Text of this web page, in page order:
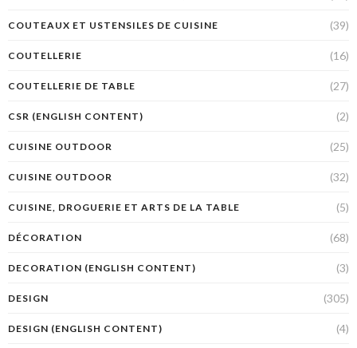
COUTEAUX ET USTENSILES DE CUISINE (39)
COUTELLERIE (16)
COUTELLERIE DE TABLE (27)
CSR (ENGLISH CONTENT) (2)
CUISINE OUTDOOR (25)
CUISINE OUTDOOR (32)
CUISINE, DROGUERIE ET ARTS DE LA TABLE (5)
DÉCORATION (68)
DECORATION (ENGLISH CONTENT) (3)
DESIGN (305)
DESIGN (ENGLISH CONTENT) (4)